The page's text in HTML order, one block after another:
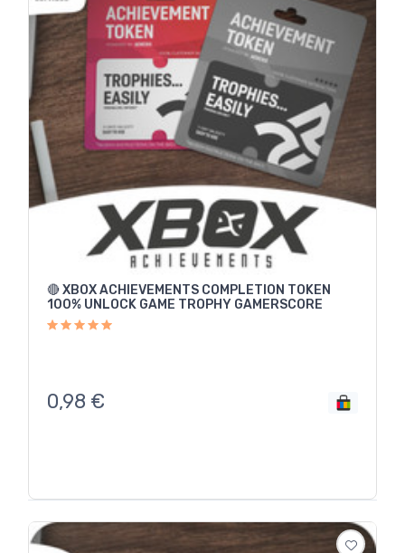
🔴 XBOX ACHIEVEMENTS COMPLETION TOKEN
100% UNLOCK GAME TROPHY GAMERSCORE
0,98 €